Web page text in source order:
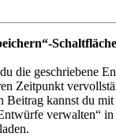
die geschriebene
Zeitpunkt
Beitrag kannst du
verwalten“